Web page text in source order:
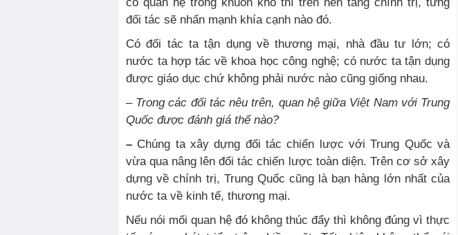
đối tác sẽ nhấn mạnh khía cạnh nào đó.
Có đối tác ta tận dụng về thương mại, nhà đầu tư lớn; có
nước ta hợp tác về khoa học công nghệ; có nước ta tận dụng
được giáo dục chứ không phải nước nào cũng giống nhau.
– Trong các đối tác nêu trên, quan hệ giữa Việt Nam với Trung
Quốc được đánh giá thế nào?
– Chúng ta xây dựng đối tác chiến lược với Trung Quốc và
vừa qua nâng lên đối tác chiến lược toàn diện. Trên cơ sở xây
dựng về chính trị, Trung Quốc cũng là bạn hàng lớn nhất của
nước ta về kinh tế, thương mại.
Nếu nói mối quan hệ đó không thúc đẩy thì không đúng vì thực